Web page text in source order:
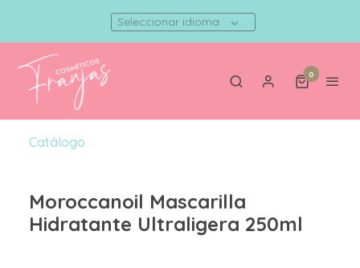
Seleccionar idioma
0
Catálogo
Moroccanoil Mascarilla
Hidratante Ultraligera 250ml